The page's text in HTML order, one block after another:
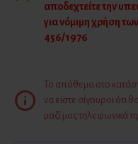
αποδεχτείτε την
για νόμιμη χρήση
456/1976
Το απόθεμα στο
να είστε σίγουροι ότι
μαζί μας τηλεφωνικά